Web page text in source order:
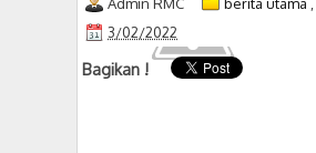
3/02/2022
Bagikan !